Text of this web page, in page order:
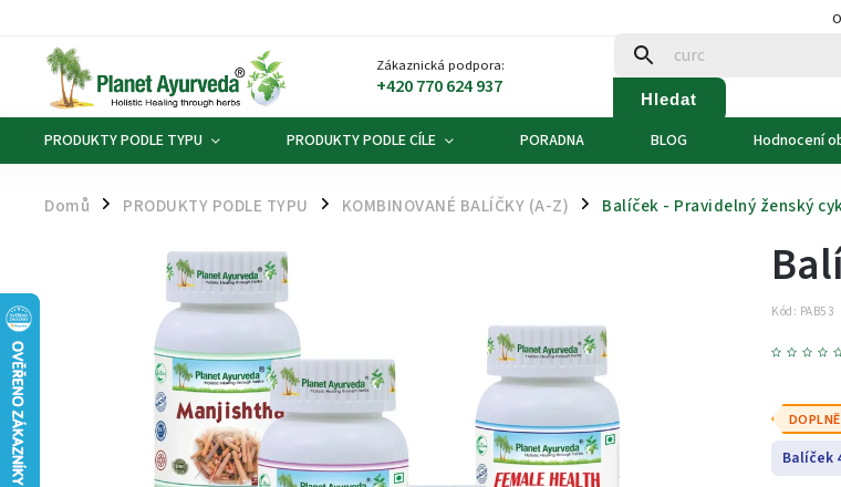
Zákaznická podpora:
+420 770 624 937 Hledat
PRODUKTY PODLE TYPU PRODUKTY PODLE CÍLE PORADNA BLOG Hodnocení
Domů / PRODUKTY PODLE TYPU / KOMBINOVANÉ BALÍČKY (A-Z) / Balíček - Pravidelný ženský
Kód: PAB53
Balíček